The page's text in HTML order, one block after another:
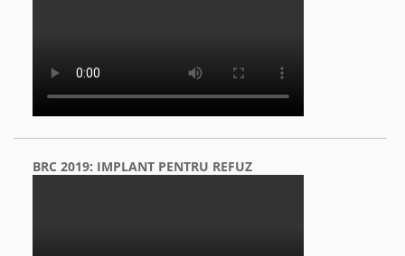
BRC 2019: IMPLANT PENTRU REFUZ